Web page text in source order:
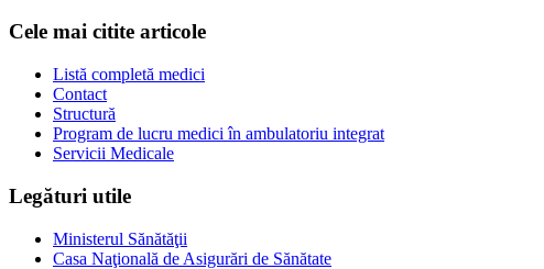
Cele mai citite articole
Listă completă medici
Contact
Structură
Program de lucru medici în ambulatoriu integrat
Servicii Medicale
Legături utile
Ministerul Sănătăţii
Casa Naţională de Asigurări de Sănătate